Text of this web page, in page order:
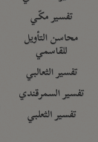
تفسير مكّي
محاسن التأويل
للقاسمي
تفسير الثعالبي
تفسير السمرقندي
تفسير الثعلبي